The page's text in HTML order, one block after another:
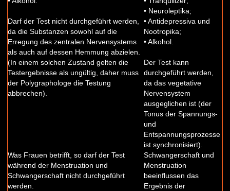
Darf der Test nicht durchgeführt werden,
da die Substanzen sowohl auf die
Erregung des zentralen Nervensystems
als auch auf dessen Hemmung abzielen.
(In einem solchen Zustand gelten die
Testergebnisse als ungültig, daher muss
der Polygraphologe die Testung
abbrechen).
• Neuroleptika;
• Antidepressiva und
Nootropika;
• Alkohol.
Der Test kann
durchgeführt werden,
da das vegetative
Nervensystem
ausgeglichen ist (der
Tonus der Spannungs-
und
Entspannungsprozesse
ist synchronisiert).
Was Frauen betrifft, so darf der Test
während der Menstruation und
Schwangerschaft nicht durchgeführt
werden.
Schwangerschaft und
Menstruation
beeinflussen das
Ergebnis der